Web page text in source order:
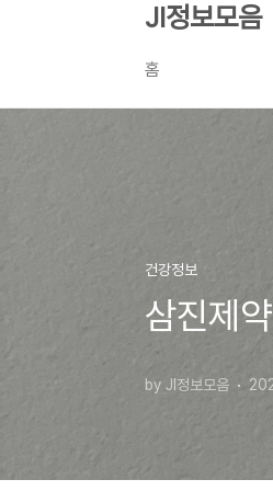
JI정보모음
홈
건강정보
삼진제
by JI정보모음